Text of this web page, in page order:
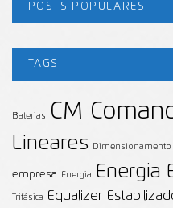
POSTS POPULARES
TAGS
Baterias CM
Lineares
Dimensionamento
empresa Energia Energia
Trifásica Equalizer